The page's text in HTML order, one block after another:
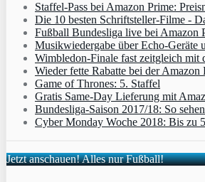
Staffel-Pass bei Amazon Prime:
Die 10 besten Schriftsteller-Filme -
Fußball Bundesliga live bei Amazon
Musikwiedergabe über Echo-Geräte
Wimbledon-Finale fast zeitgleich
Wieder fette Rabatte bei der
Game of Thrones: 5. Staffel
Gratis Same-Day Lieferung mit
Bundesliga-Saison 2017/18: So
Cyber Monday Woche 2018: Bis zu
Jetzt anschauen! Alles nur Fußball!